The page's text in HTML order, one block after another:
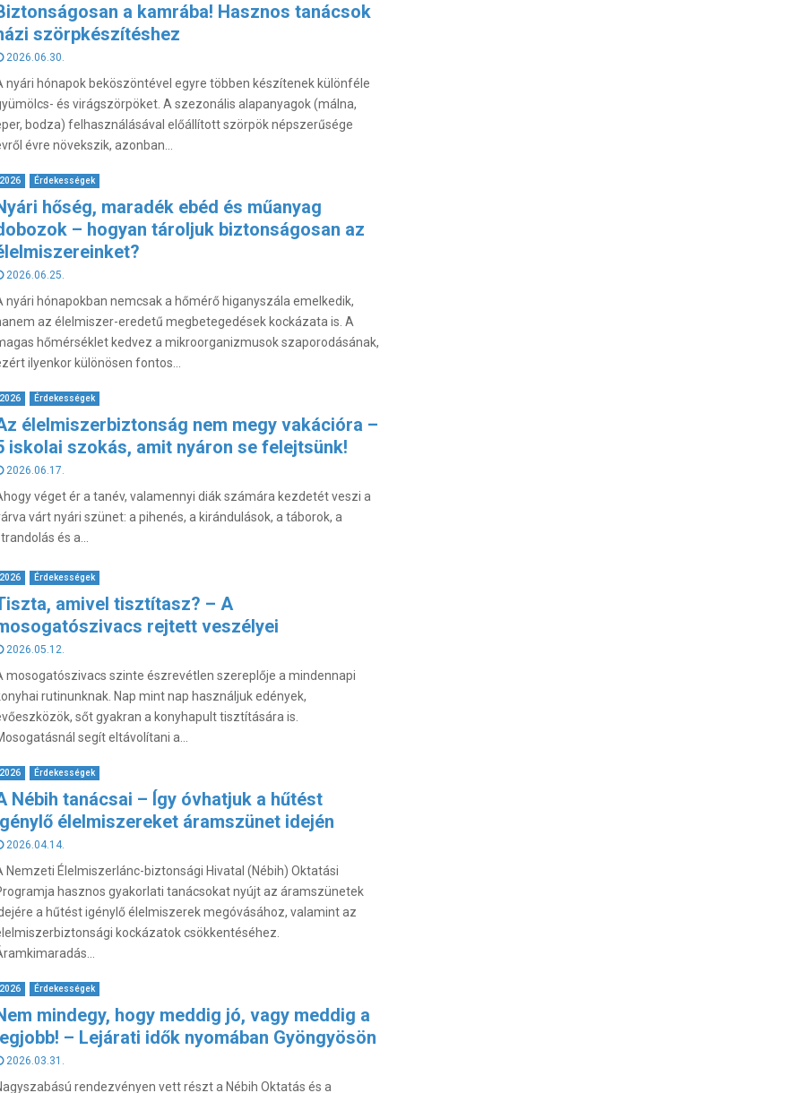
a kamrába! Hasznos tanácsok
szörpkészítéshez
2026.06.30.
nyári hónapok beköszöntével egyre többen készítenek különféle
és virágszörpöket. A szezonális alapanyagok (málna,
bodza) felhasználásával előállított szörpök népszerűsége
évre növekszik, azonban...
2026 Érdekességek
hőség, maradék ebéd és műanyag
– hogyan tároljuk biztonságosan az
2026.06.25.
nyári hónapokban nemcsak a hőmérő higanyszála emelkedik,
az élelmiszer-eredetű megbetegedések kockázata is. A
hőmérséklet kedvez a mikroorganizmusok szaporodásának,
ilyenkor különösen fontos...
2026 Érdekességek
élelmiszerbiztonság nem megy vakációra –
iskolai szokás, amit nyáron se felejtsünk!
2026.06.17.
véget ér a tanév, valamennyi diák számára kezdetét veszi a
várt nyári szünet: a pihenés, a kirándulások, a táborok, a
és a...
2026 Érdekességek
amivel tisztítasz? – A
rejtett veszélyei
2026.05.12.
mosogatószivacs szinte észrevétlen szereplője a mindennapi
rutinunknak. Nap mint nap használjuk edények,
sőt gyakran a konyhapult tisztítására is.
segít eltávolítani a...
2026 Érdekességek
Nébih tanácsai – Így óvhatjuk a hűtést
élelmiszereket áramszünet idején
2026.04.14.
Nemzeti Élelmiszerlánc-biztonsági Hivatal (Nébih) Oktatási
hasznos gyakorlati tanácsokat nyújt az áramszünetek
a hűtést igénylő élelmiszerek megóvásához, valamint az
kockázatok csökkentéséhez.
2026 Érdekességek
mindegy, hogy meddig jó, vagy meddig a
– Lejárati idők nyomában Gyöngyösön
2026.03.31.
rendezvényen vett részt a Nébih Oktatás és a